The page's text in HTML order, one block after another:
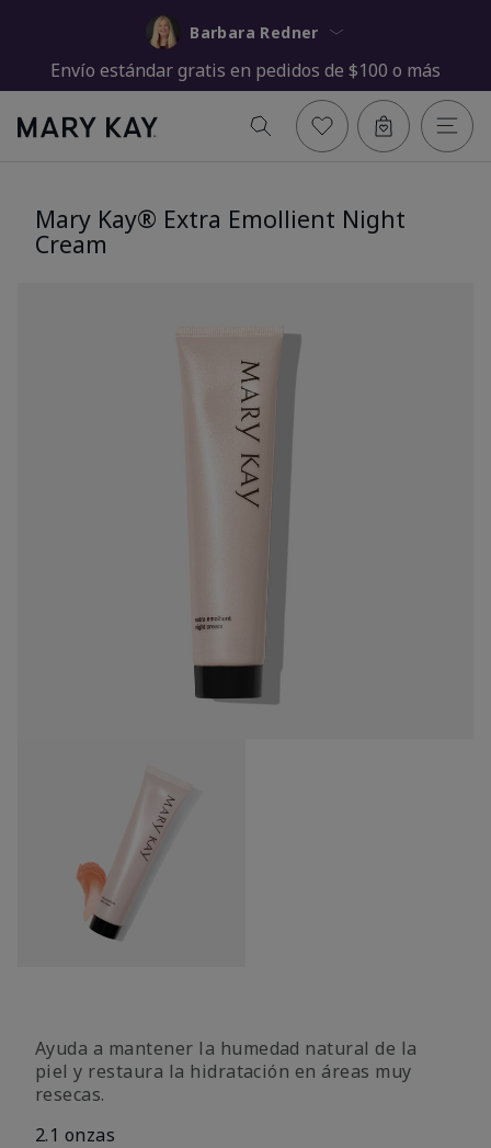
Barbara Redner
Envío estándar gratis en pedidos de $100 o más
Mary Kay® Extra Emollient Night
Cream
Ayuda a mantener la humedad natural de la
piel y restaura la hidratación en áreas muy
resecas.
2.1 onzas